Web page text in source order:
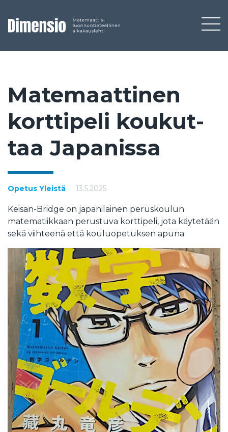
Ma­te­maat­ti­nen
kort­ti­pe­li kou­kut­
taa Ja­pa­nis­sa
Opetus Yleistä 13.5.2025
Keisan-Bridge on japanilainen peruskoulun
matematiikkaan perustuva korttipeli, jota käytetään
sekä viihteenä että kouluopetuksen apuna.